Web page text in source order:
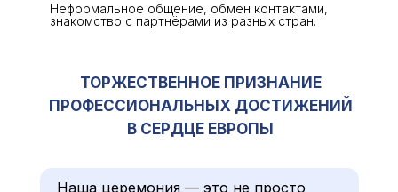
Неформальное общение, обмен контактами,
знакомство с партнёрами из разных стран.
ТОРЖЕСТВЕННОЕ ПРИЗНАНИЕ
ПРОФЕССИОНАЛЬНЫХ ДОСТИЖЕНИЙ
В СЕРДЦЕ ЕВРОПЫ
Наша церемония — это не просто